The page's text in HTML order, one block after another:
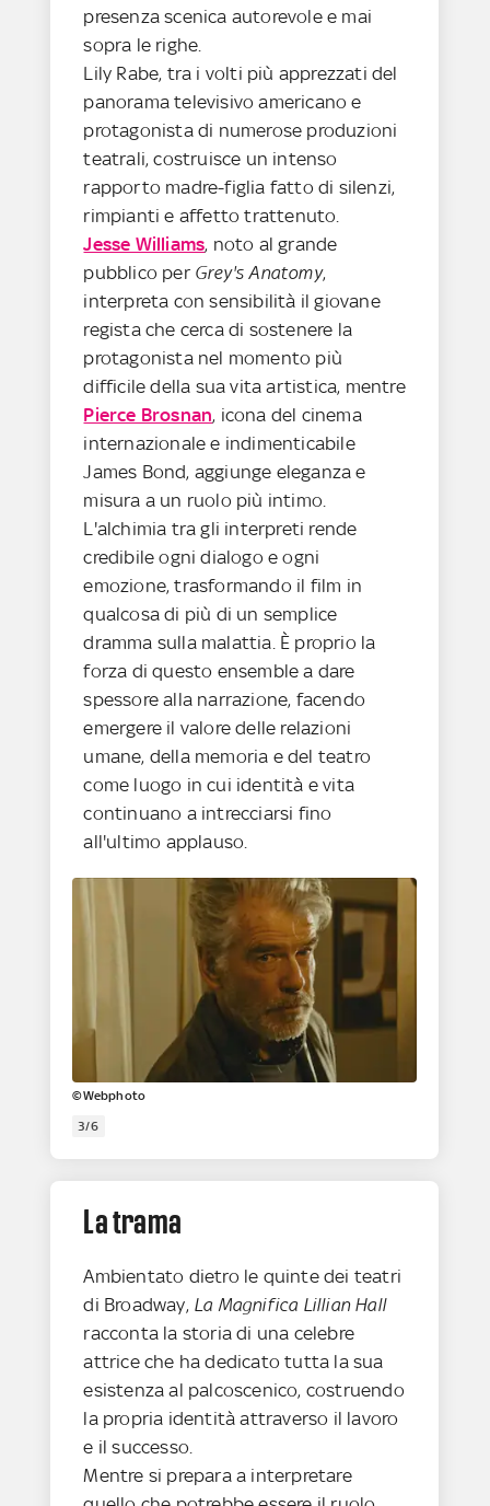
presenza scenica autorevole e mai
sopra le righe.
Lily Rabe, tra i volti più apprezzati del
panorama televisivo americano e
protagonista di numerose produzioni
teatrali, costruisce un intenso
rapporto madre-figlia fatto di silenzi,
rimpianti e affetto trattenuto.
Jesse Williams, noto al grande
pubblico per Grey's Anatomy,
interpreta con sensibilità il giovane
regista che cerca di sostenere la
protagonista nel momento più
difficile della sua vita artistica, mentre
Pierce Brosnan, icona del cinema
internazionale e indimenticabile
James Bond, aggiunge eleganza e
misura a un ruolo più intimo.
L'alchimia tra gli interpreti rende
credibile ogni dialogo e ogni
emozione, trasformando il film in
qualcosa di più di un semplice
dramma sulla malattia. È proprio la
forza di questo ensemble a dare
spessore alla narrazione, facendo
emergere il valore delle relazioni
umane, della memoria e del teatro
come luogo in cui identità e vita
continuano a intrecciarsi fino
all'ultimo applauso.
©Webphoto
3/6
La trama
Ambientato dietro le quinte dei teatri
di Broadway, La Magnifica Lillian Hall
racconta la storia di una celebre
attrice che ha dedicato tutta la sua
esistenza al palcoscenico, costruendo
la propria identità attraverso il lavoro
e il successo.
Mentre si prepara a interpretare